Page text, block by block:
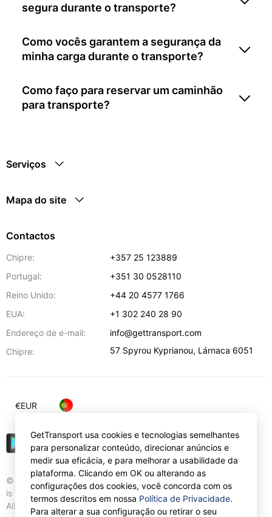
segura durante o transporte?
Como vocês garantem a segurança da
minha carga durante o transporte?
Como faço para reservar um caminhão
para transporte?
Serviços
Mapa do site
Contactos
Chipre:
+357 25 123889
Portugal:
+351 30 0528110
Reino Unido:
+44 20 4577 1766
EUA:
+1 302 240 28 90
Endereço de e-mail:
info@gettransport.com
Chipre:
57 Spyrou Kyprianou, Lárnaca 6051
© Gettransport International Limited. GetTransport®
is trademark of Gettransport International Limited.
All rights reserved.
€EUR
GetTransport usa cookies e tecnologias semelhantes
para personalizar conteúdo, direcionar anúncios e
medir sua eficácia, e para melhorar a usabilidade da
plataforma. Clicando em OK ou alterando as
configurações dos cookies, você concorda com os
termos descritos em nossa Política de Privacidade.
Para alterar a sua configuração ou retirar o seu